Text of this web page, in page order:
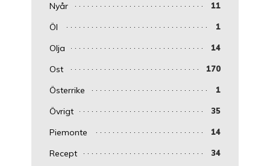
Nyår 11
Öl 1
Olja 14
Ost 170
Österrike 1
Övrigt 35
Piemonte 14
Recept 34